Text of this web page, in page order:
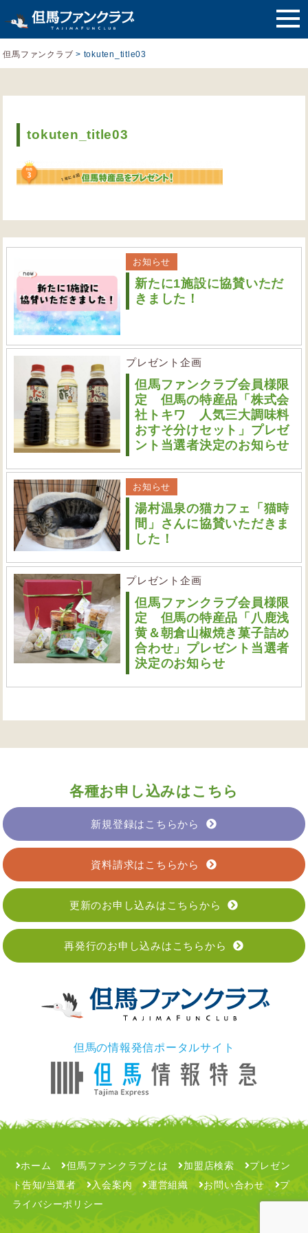
但馬ファンクラブ > tokuten_title03
tokuten_title03
お知らせ
新たに1施設に協賛いただ
きました！
プレゼント企画
但馬ファンクラブ会員様限
定 但馬の特産品「株式会
社トキワ 人気三大調味料
おすそ分けセット」プレゼ
ント当選者決定のお知らせ
お知らせ
湯村温泉の猫カフェ「猫時
間」さんに協賛いただきま
した！
プレゼント企画
但馬ファンクラブ会員様限
定 但馬の特産品「八鹿浅
黄＆朝倉山椒焼き菓子詰め
合わせ」プレゼント当選者
決定のお知らせ
各種お申し込みはこちら
新規登録はこちらから
資料請求はこちらから
更新のお申し込みはこちらから
再発行のお申し込みはこちらから
但馬の情報発信ポータルサイト
ホーム 但馬ファンクラブとは 加盟店検索
プレゼン
ト告知/当選者
入会案内 運営組織 お問い合わせ
プ
ライバシーポリシー